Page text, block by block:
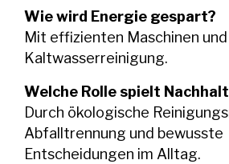
Wie wird Energie gespart?
Mit effizienten Maschinen
Kaltwasserreinigung.
Welche Rolle spielt
Durch ökologische
Abfalltrennung und bewusste
Entscheidungen im Alltag.